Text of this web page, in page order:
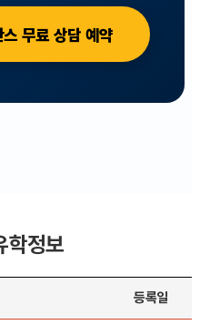
무료 상담 예약
학정보
등록일